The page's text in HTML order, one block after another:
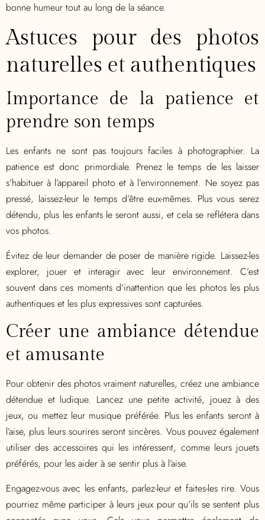
bonne humeur tout au long de la séance.
Astuces pour des photos
naturelles et authentiques
Importance de la patience et
prendre son temps
Les enfants ne sont pas toujours faciles à photographier. La
patience est donc primordiale. Prenez le temps de les laisser
s’habituer à l’appareil photo et à l’environnement. Ne soyez pas
pressé, laissez-leur le temps d’être eux-mêmes. Plus vous serez
détendu, plus les enfants le seront aussi, et cela se reflétera dans
vos photos.
Évitez de leur demander de poser de manière rigide. Laissez-les
explorer, jouer et interagir avec leur environnement. C’est
souvent dans ces moments d’inattention que les photos les plus
authentiques et les plus expressives sont capturées.
Créer une ambiance détendue
et amusante
Pour obtenir des photos vraiment naturelles, créez une ambiance
détendue et ludique. Lancez une petite activité, jouez à des
jeux, ou mettez leur musique préférée. Plus les enfants seront à
l’aise, plus leurs sourires seront sincères. Vous pouvez également
utiliser des accessoires qui les intéressent, comme leurs jouets
préférés, pour les aider à se sentir plus à l’aise.
Engagez-vous avec les enfants, parlez-leur et faites-les rire. Vous
pourriez même participer à leurs jeux pour qu’ils se sentent plus